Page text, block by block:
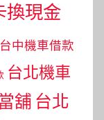
換現金
台中機車借款
台北機車
舖 台北